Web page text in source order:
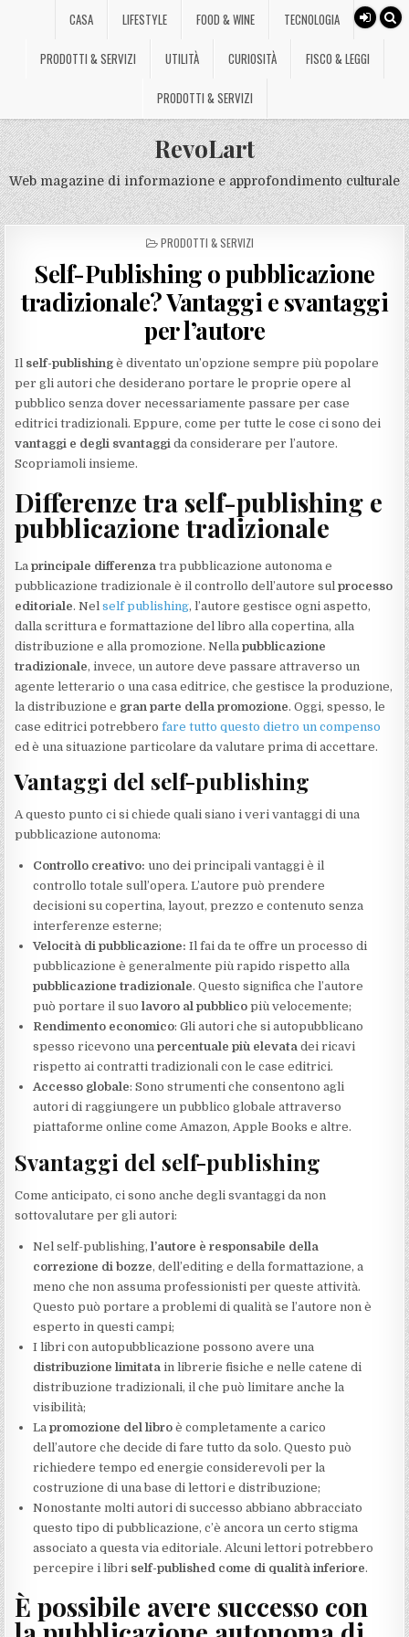
CASA LIFESTYLE FOOD & WINE TECNOLOGIA
PRODOTTI & SERVIZI UTILITÀ CURIOSITÀ FISCO & LEGGI
PRODOTTI & SERVIZI
RevoLart
Web magazine di informazione e approfondimento culturale
POSTED
PRODOTTI & SERVIZI
Self-Publishing o pubblicazione
tradizionale? Vantaggi e svantaggi
per l’autore
Il self-publishing è diventato un’opzione sempre più popolare
per gli autori che desiderano portare le proprie opere al
pubblico senza dover necessariamente passare per case
editrici tradizionali. Eppure, come per tutte le cose ci sono dei
vantaggi e degli svantaggida considerare per l’autore.
Scopriamoli insieme.
Differenze tra self-publishing e
pubblicazione tradizionale
Laprincipale differenza tra pubblicazione autonoma e
pubblicazione tradizionale è il controllo dell’autore sulprocesso
editoriale. Nelself publishing, l’autore gestisce ogni aspetto,
dalla scrittura e formattazione del libro alla copertina, alla
distribuzione e alla promozione. Nellapubblicazione
tradizionale, invece, un autore deve passare attraverso un
agente letterario o una casa editrice, che gestisce la produzione,
la distribuzione e gran parte della promozione. Oggi, spesso, le
case editrici potrebberofare tutto questo dietro un compenso
ed è una situazione particolare da valutare prima di accettare.
Vantaggi del self-publishing
A questo punto ci si chiede quali siano i veri vantaggi di una
pubblicazione autonoma:
Controllo creativo: uno dei principali vantaggi è il
controllo totale sull’opera. L’autore può prendere
decisioni su copertina, layout, prezzo e contenuto senza
interferenze esterne;
Velocità di pubblicazione: Il fai da te offre un processo di
pubblicazione è generalmente più rapido rispetto alla
pubblicazione tradizionale. Questo significa che l’autore
può portare il suolavoro al pubblico più velocemente;
Rendimento economico: Gli autori che si autopubblicano
spesso ricevono unapercentuale più elevata dei ricavi
rispetto ai contratti tradizionali con le case editrici.
Accesso globale: Sono strumenti che consentono agli
autori di raggiungere un pubblico globale attraverso
piattaforme online come Amazon, Apple Books e altre.
Svantaggi del self-publishing
Come anticipato, ci sono anche degli svantaggi da non
sottovalutare per gli autori:
Nel self-publishing,l’autore è responsabile della
correzione di bozze, dell’editing e della formattazione, a
meno che non assuma professionisti per queste attività.
Questo può portare a problemi di qualità se l’autore non è
esperto in questi campi;
I libri con autopubblicazione possono avere una
distribuzione limitata in librerie fisiche e nelle catene di
distribuzione tradizionali, il che può limitare anche la
visibilità;
Lapromozione del libro è completamente a carico
dell’autore che decide di fare tutto da solo. Questo può
richiedere tempo ed energie considerevoli per la
costruzione di una base di lettori e distribuzione;
Nonostante molti autori di successo abbiano abbracciato
questo tipo di pubblicazione, c’è ancora un certo stigma
associato a questa via editoriale. Alcuni lettori potrebbero
percepire i libri self-published come di qualità inferiore.
È possibile avere successo con